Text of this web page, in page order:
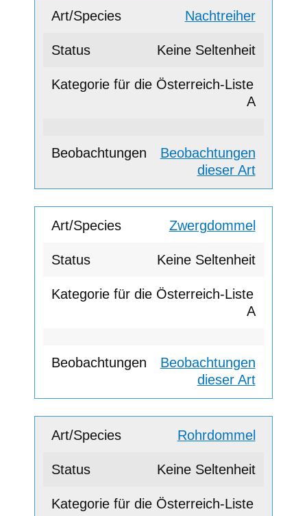
Nachtreiher
Keine Seltenheit
A
Beobachtungen
dieser Art
Zwergdommel
Keine Seltenheit
A
Beobachtungen
dieser Art
Rohrdommel
Keine Seltenheit